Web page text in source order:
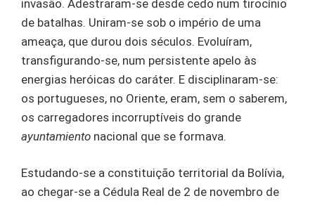
invasão. Adestraram-se desde cedo num tirocínio
de batalhas. Uniram-se sob o império de uma
ameaça, que durou dois séculos. Evoluíram,
transfigurando-se, num persistente apelo às
energias heróicas do caráter. E disciplinaram-se:
os portugueses, no Oriente, eram, sem o saberem,
os carregadores incorruptíveis do grande
ayuntamiento nacional que se formava.
Estudando-se a constituição territorial da Bolívia,
ao chegar-se a Cédula Real de 2 de novembro de